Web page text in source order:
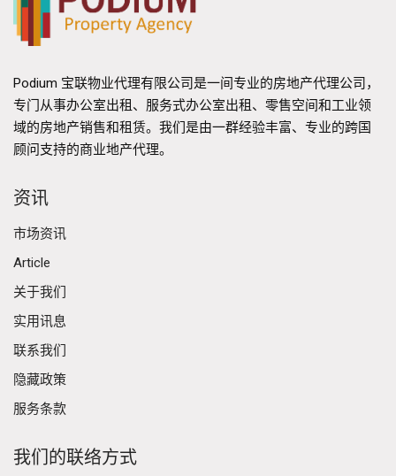
Podium 宝联物业代理有限公司是一间专业的房地产代理公司，
专门从事办公室出租、服务式办公室出租、零售空间和工业领
域的房地产销售和租赁。我们是由一群经验丰富、专业的跨国
顾问支持的商业地产代理。
资讯
市场资讯
Article
关于我们
实用讯息
联系我们
隐藏政策
服务条款
我们的联络方式